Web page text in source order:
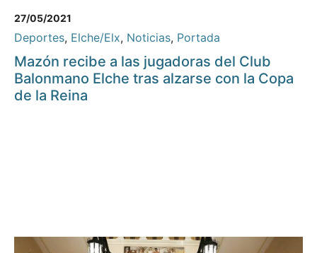
27/05/2021
Deportes, Elche/Elx, Noticias, Portada
Mazón recibe a las jugadoras del Club
Balonmano Elche tras alzarse con la Copa
de la Reina